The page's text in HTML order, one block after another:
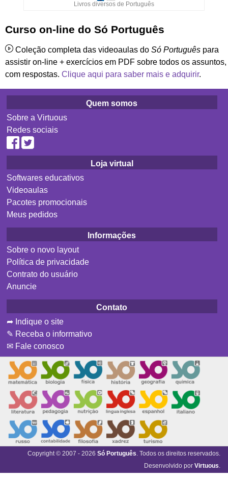
Livros diversos de Português
Curso on-line do Só Português
Coleção completa das videoaulas do Só Português para
assistir on-line + exercícios em PDF sobre todos os assuntos,
com respostas. Clique aqui para saber mais e adquirir.
Quem somos
Sobre a Virtuous
Redes sociais
Loja virtual
Softwares educativos
Videoaulas
Pacotes promocionais
Meus pedidos
Informações
Sobre o novo layout
Política de privacidade
Contrato do usuário
Anuncie
Contato
➦ Indique o site
✎ Receba o informativo
✉ Fale conosco
Copyright © 2007 - 2026 Só Português. Todos os direitos reservados.
Desenvolvido por Virtuous.